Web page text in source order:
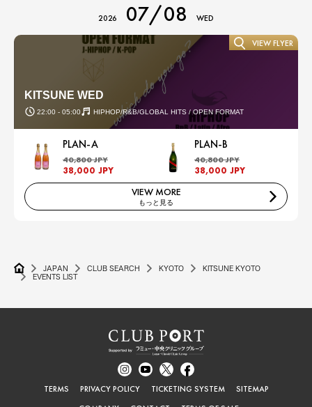
2026 07/08 WED
KITSUNE WED
22:00 - 05:00 HIPHOP/R&B/GLOBAL HITS / OPEN FORMAT
VIEW FLYER
PLAN-A
40,800 JPY
38,000 JPY
PLAN-B
40,800 JPY
38,000 JPY
VIEW MORE
もっと見る
JAPAN CLUB SEARCH KYOTO
KITSUNE KYOTO
EVENTS LIST
TERMS PRIVACY POLICY TICKETING SYSTEM
SITEMAP